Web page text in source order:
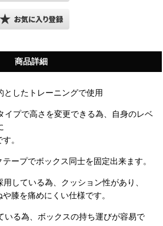
商品詳細
したトレーニングで使用
プで高さを変更できる為、自身のレベ
す。
ープでボックス同士を固定出来ます。
している為、クッション性があり、
膝を痛めにくい仕様です。
る為、ボックスの持ち運びが容易で